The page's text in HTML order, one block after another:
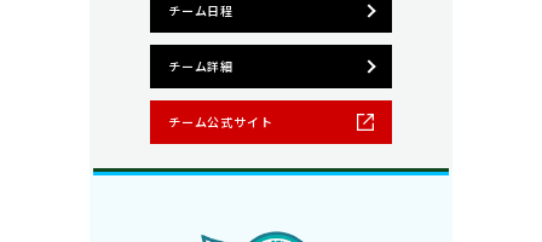
チーム日程
チーム詳細
チーム公式サイト